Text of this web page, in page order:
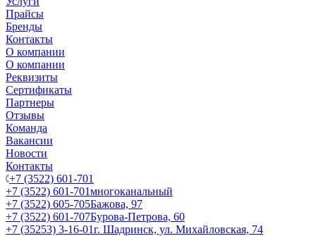
Прайсы
Бренды
Контакты
О компании
О компании
Реквизиты
Сертификаты
Партнеры
Отзывы
Команда
Вакансии
Новости
Контакты
+7 (3522) 601-701
+7 (3522) 601-701многоканальный
+7 (3522) 605-705Бажова, 97
+7 (3522) 601-707Бурова-Петрова, 60
+7 (35253) 3-16-01г. Шадринск, ул. Михайловская, 74